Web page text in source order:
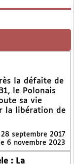
la défaite de
le Polonais
sa vie
la libération de
28 septembre 2017
6 novembre 2023
: La